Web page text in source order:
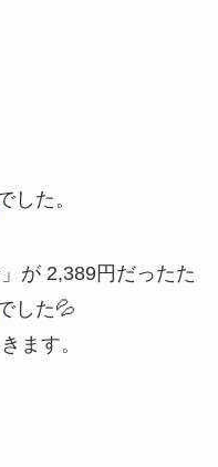
した。
が 2,389円だったた
した💦
ます。